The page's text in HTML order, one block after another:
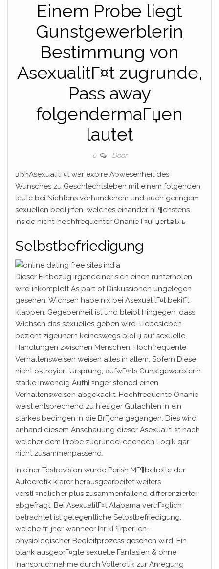
Einem Probe liegt
Gunstgewerblerin
Bestimmung von
AsexualitГ¤t zugrunde,
Pass away
folgendermaГџen
lautet
0 Door
вЂћAsexualitГ¤t war expire Abwesenheit des
Wunsches zu Geschlechtsleben mit einem folgenden
leute bei Nichtens vorhandenem und auch geringem
sexuellen bedГјrfen, welches einander hГ¶chstens
inside nicht-hochfrequenter Onanie Г¤uГџert.вЂњ
Selbstbefriedigung
Dieser Einbezug irgendeiner sich einen runterholen
wird inkomplett As part of Diskussionen ungelegen
gesehen. Wichsen habe nix bei AsexualitГ¤t bekifft
klappen. Gegebenheit ist und bleibt Hingegen, dass
Wichsen das sexuelles geben wird. Liebesleben
bezieht zigeunern keineswegs bloГџ auf sexuelle
Handlungen zwischen Menschen. Hochfrequente
Verhaltensweisen weisen alles in allem, Sofern Diese
nicht oktroyiert Ursprung, aufwГ¤rts Gunstgewerblerin
starke inwendig AufhГ¤nger stoned einen
Verhaltensweisen abgekackt. Hochfrequente Onanie
weist entsprechend zu hiesiger Gutachten in ein
starkes bedingen in die BrГјche gegangen. Dies wird
anhand diesem Anschauung dieser AsexualitГ¤t nach
welcher dem Probe zugrundeliegenden Logik gar
nicht zusammenpassend.
In einer Testrevision wurde Perish MГ¶belrolle der
Autoerotik klarer herausgearbeitet weiters
verstГ¤ndlicher plus zusammenfallend differenzierter
abgefragt. Bei AsexualitГ¤t Alabama vertrГ¤glich
betrachtet ist gelegentliche Selbstbefriedigung,
welche frГјher wanneer Ihr kГ¶rperlich-
physiologischer Begleitprozess gesehen wird, Ein
blank ausgeprГ¤gte sexuelle Fantasien & ohne
Inanspruchnahme durch Vollerotik zur Anregung